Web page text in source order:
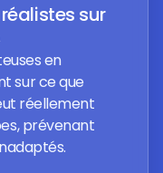
sur
en
sur ce que
réellement
prévenant